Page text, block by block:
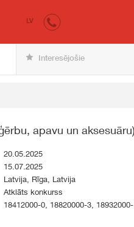
iepirkumi.lv
LV
Interesējošie
apavu un
20.05.2025
15.07.2025
Latvija, Rīga, Latvija
Atklāts konkurss
18412000-0, 18820000-3,